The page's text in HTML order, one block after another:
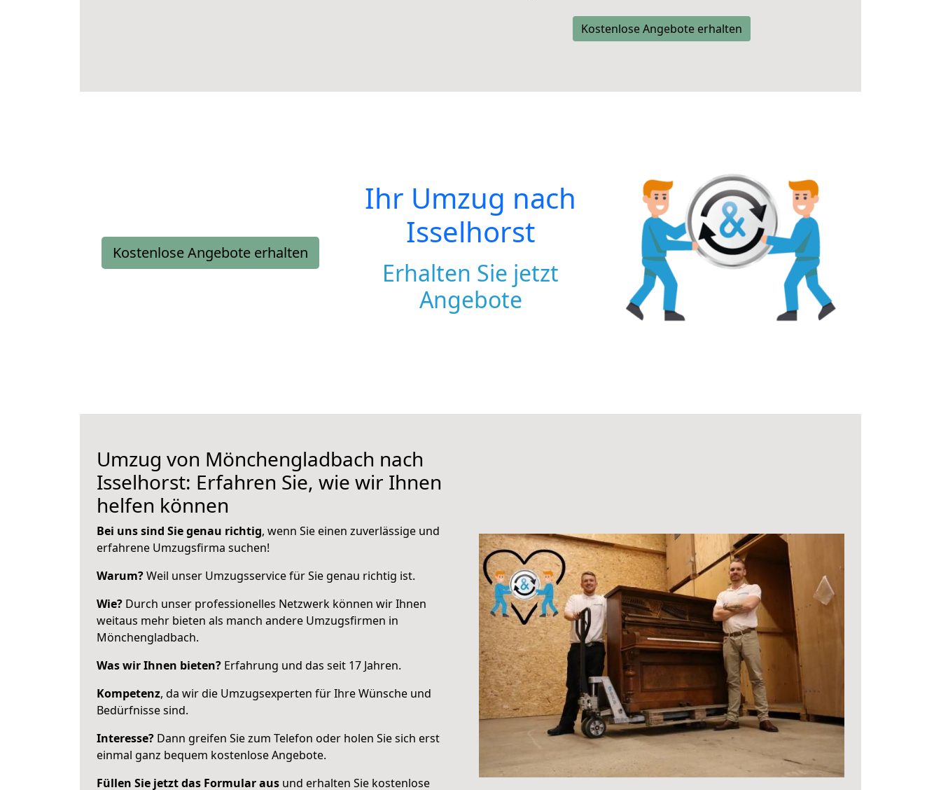
Kostenlose Angebote erhalten
Kostenlose Angebote erhalten
Ihr Umzug nach
Isselhorst
Erhalten Sie jetzt
Angebote
Umzug von Mönchengladbach nach
Isselhorst: Erfahren Sie, wie wir Ihnen
helfen können
Bei uns sind Sie genau richtig, wenn Sie einen zuverlässige und
erfahrene Umzugsfirma suchen!
Warum?Weil unser Umzugsservice für Sie genau richtig ist.
Wie? Durch unser professionelles Netzwerk können wir Ihnen
weitaus mehr bieten als manch andere Umzugsfirmen in
Mönchengladbach.
Was wir Ihnen bieten? Erfahrung und das seit 17 Jahren.
Kompetenz, da wir die Umzugsexperten für Ihre Wünsche und
Bedürfnisse sind.
Interesse? Dann greifen Sie zum Telefon oder holen Sie sich erst
einmal ganz bequem kostenlose Angebote.
Füllen Sie jetzt das Formular aus und erhalten Sie kostenlose